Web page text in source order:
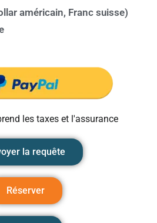
américain, Franc suisse)
les taxes et l'assurance
la requête
Réserver